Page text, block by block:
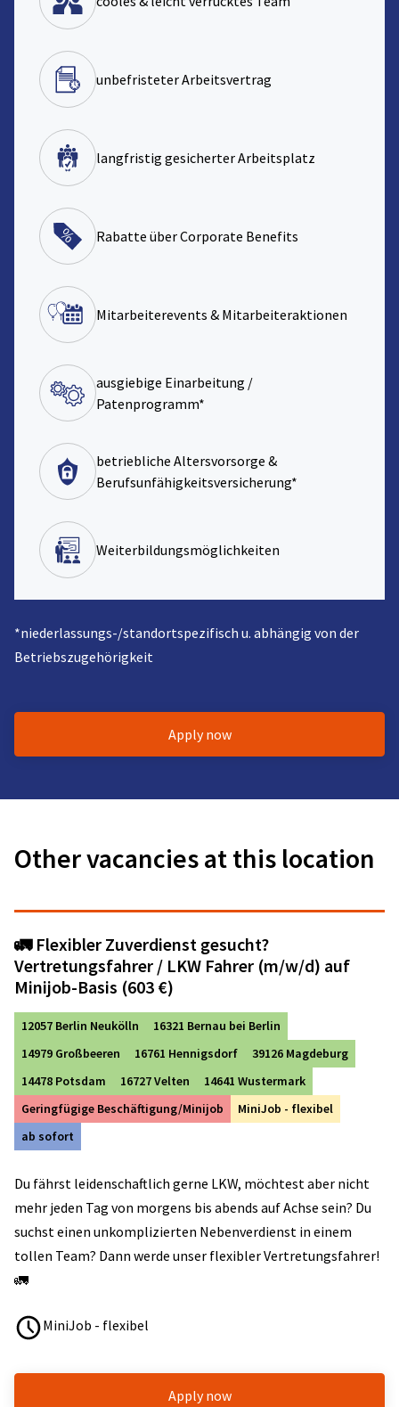
unbefristeter Arbeitsvertrag
langfristig gesicherter Arbeitsplatz
Rabatte über Corporate Benefits
Mitarbeiterevents & Mitarbeiteraktionen
ausgiebige Einarbeitung /
Patenprogramm*
betriebliche Altersvorsorge &
Berufsunfähigkeitsversicherung*
Weiterbildungsmöglichkeiten
*niederlassungs-/standortspezifisch u. abhängig von der
Betriebszugehörigkeit
Apply now
Other vacancies at this location
🚛 Flexibler Zuverdienst gesucht?
Vertretungsfahrer / LKW Fahrer (m/w/d) auf
Minijob-Basis (603 €)
12057 Berlin Neukölln
16321 Bernau bei Berlin
14979 Großbeeren
16761 Hennigsdorf
39126 Magdeburg
14478 Potsdam
16727 Velten
14641 Wustermark
Geringfügige Beschäftigung/Minijob
MiniJob - flexibel
ab sofort
Du fährst leidenschaftlich gerne LKW, möchtest aber nicht
mehr jeden Tag von morgens bis abends auf Achse sein? Du
suchst einen unkomplizierten Nebenverdienst in einem
tollen Team? Dann werde unser flexibler Vertretungsfahrer!
🚛
MiniJob - flexibel
Apply now